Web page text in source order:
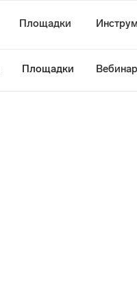
Площадки
Площадки